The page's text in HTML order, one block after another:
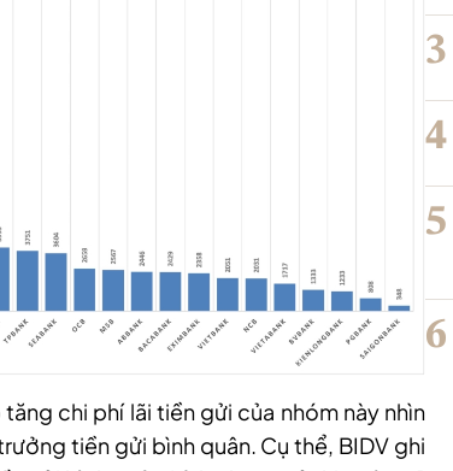
chi phí lãi tiền gửi của nhóm này nhìn
tiền gửi bình quân. Cụ thể, BIDV ghi
3
4
5
6